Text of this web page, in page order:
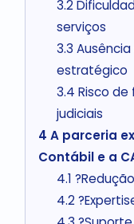
3.2
serviços
3.3
estratégico
3.4 Risco de
judiciais
4 A parceria
Contábil e a
4.1
4.2